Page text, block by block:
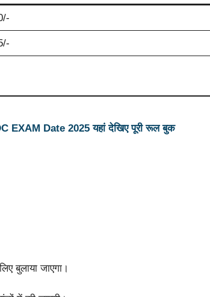
EXAM Date 2025 यहां देखिए पूरी रूल बुक
बुलाया जाएगा।